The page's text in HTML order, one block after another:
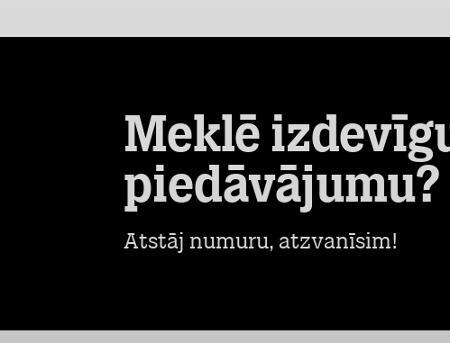
Meklē
piedāvājumu?
Atstāj numuru, atzvanīsim!